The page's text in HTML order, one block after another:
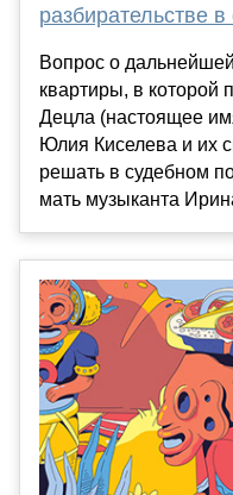
разбирательстве
Вопрос о
квартиры, в которой
Децла (настоящее
Юлия Киселева и их
решать в судебном
мать музыканта